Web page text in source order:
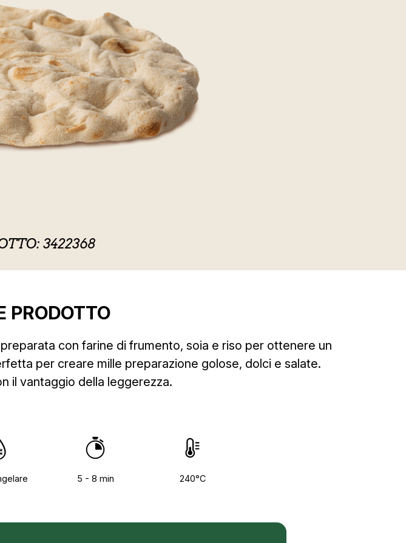
3422368
PRODOTTO
con farine di frumento, soia e riso per ottenere un
per creare mille preparazione golose, dolci e salate.
il vantaggio della leggerezza.
5 - 8 min 240°C